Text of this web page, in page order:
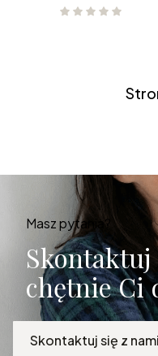
Masz pytania?
chętnie Ci
Skontaktuj się z nami